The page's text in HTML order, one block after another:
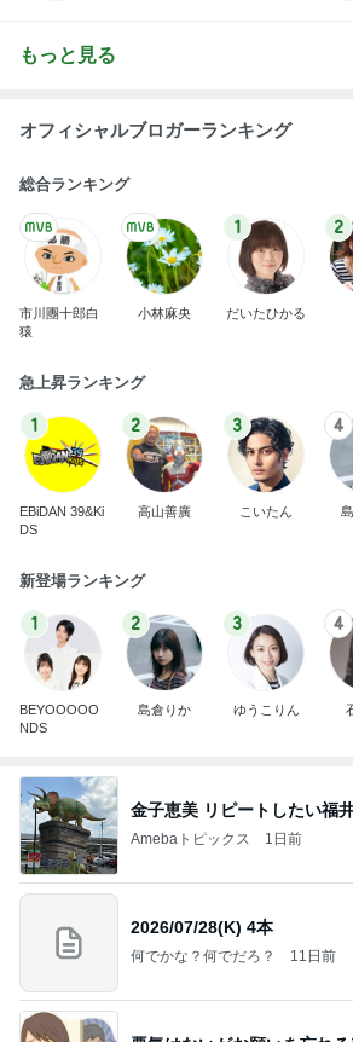
もっと見る
オフィシャルブロガーランキング
総合ランキング
市川團十郎白
猿
小林麻央
1
だいたひかる
2
急上昇ランキング
1
EBiDAN 39&Ki
DS
2
高山善廣
3
こいたん
4
新登場ランキング
1
BEYOOOOO
NDS
2
島倉りか
3
ゆうこりん
4
金子恵美 リピートしたい福
Amebaトピックス 1日前
2026/07/28(K) 4本
何でかな？何でだろ？ 11日前